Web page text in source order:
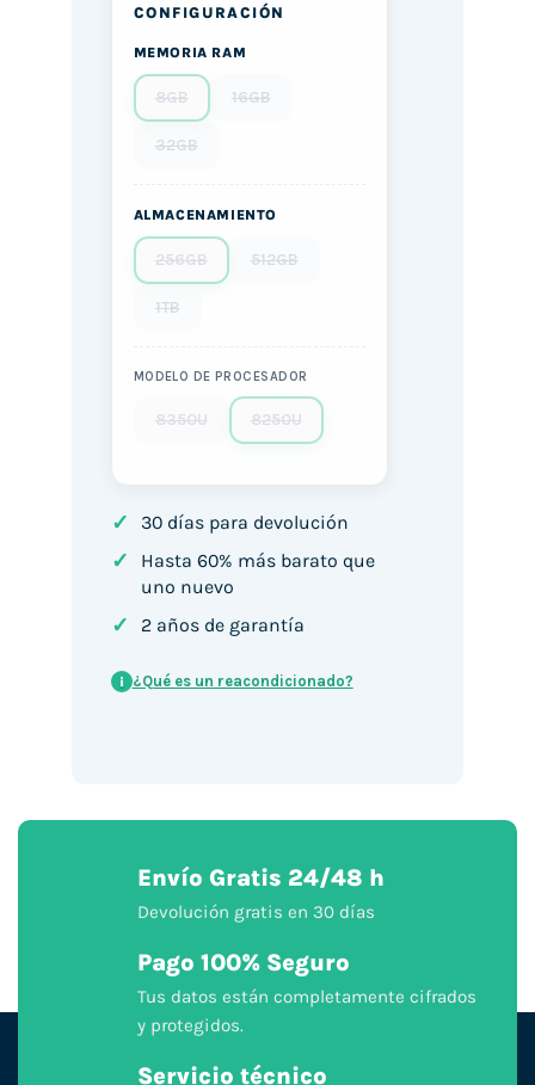
CONFIGURACIÓN
MEMORIA RAM
8GB 16GB
32GB
ALMACENAMIENTO
256GB 512GB
1TB
MODELO DE PROCESADOR
8350U 8250U
✓ 30 días para devolución
✓
Hasta 60% más barato que
uno nuevo
✓ 2 años de garantía
i ¿Qué es un reacondicionado?
Envío Gratis 24/48 h
Devolución gratis en 30 días
Pago 100% Seguro
Tus datos están completamente cifrados
y protegidos.
Servicio técnico